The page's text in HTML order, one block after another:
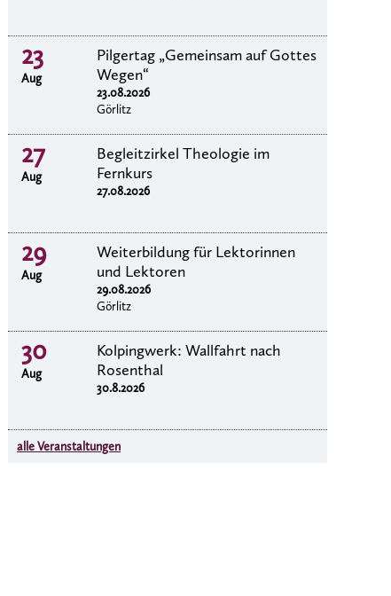
23
Aug
Pilgertag „Gemeinsam auf Gottes
Wegen“
23.08.2026
Görlitz
27
Aug
Begleitzirkel Theologie im
Fernkurs
27.08.2026
29
Aug
Weiterbildung für Lektorinnen
und Lektoren
29.08.2026
Görlitz
30
Aug
Kolpingwerk: Wallfahrt nach
Rosenthal
30.8.2026
alle Veranstaltungen